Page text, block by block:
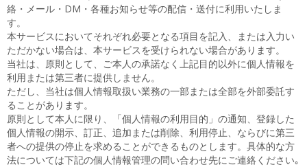
絡・メール・DM・各種お知らせ等の配信・送付に利用いたしま
す。
本サービスにおいてそれぞれ必要となる項目を記入、または入力い
ただかない場合は、本サービスを受けられない場合があります。
当社は、原則として、ご本人の承諾なく上記目的以外に個人情報を
利用または第三者に提供しません。
ただし、当社は個人情報取扱い業務の一部または全部を外部委託す
ることがあります。
原則として本人に限り、「個人情報の利用目的」の通知、登録した
個人情報の開示、訂正、追加または削除、利用停止、ならびに第三
者への提供の停止を求めることができるものとします。具体的な方
法については下記の個人情報管理の問い合わせ先にご連絡ください｡